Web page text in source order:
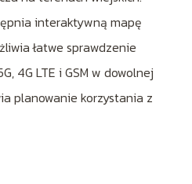
interaktywną mapę
łatwe sprawdzenie
4G LTE i GSM w dowolnej
planowanie korzystania z